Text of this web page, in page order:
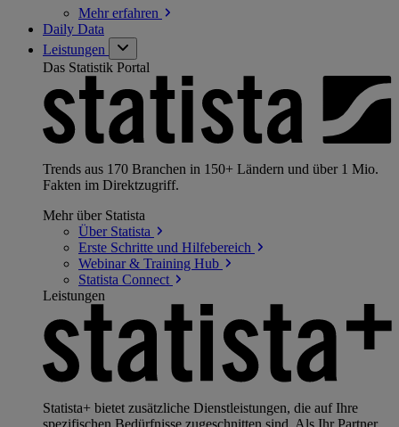
Mehrerfahren
Daily Data
Leistungen
Das Statistik Portal
Trends aus 170 Branchen in 150+ Ländern und über 1 Mio.
Fakten im Direktzugriff.
Mehr über Statista
Über Statista
Erste Schritte und Hilfebereich
Webinar & Training Hub
Statista Connect
Leistungen
Statista+ bietet zusätzliche Dienstleistungen, die auf Ihre
spezifischen Bedürfnisse zugeschnitten sind. Als Ihr Partner